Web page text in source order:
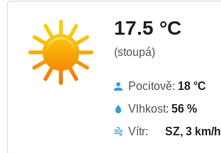
17.5 °C
(stoupá)
Pocitově: 18 °C
Vlhkost: 56 %
Vítr:
SZ, 3 km/h